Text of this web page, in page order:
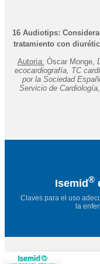
16 Audiotips:
tratamiento con
Autoría: Óscar Monge,
ecocardiografía, TC
por la Sociedad
Servicio de
Isemid®
Claves para el uso
la